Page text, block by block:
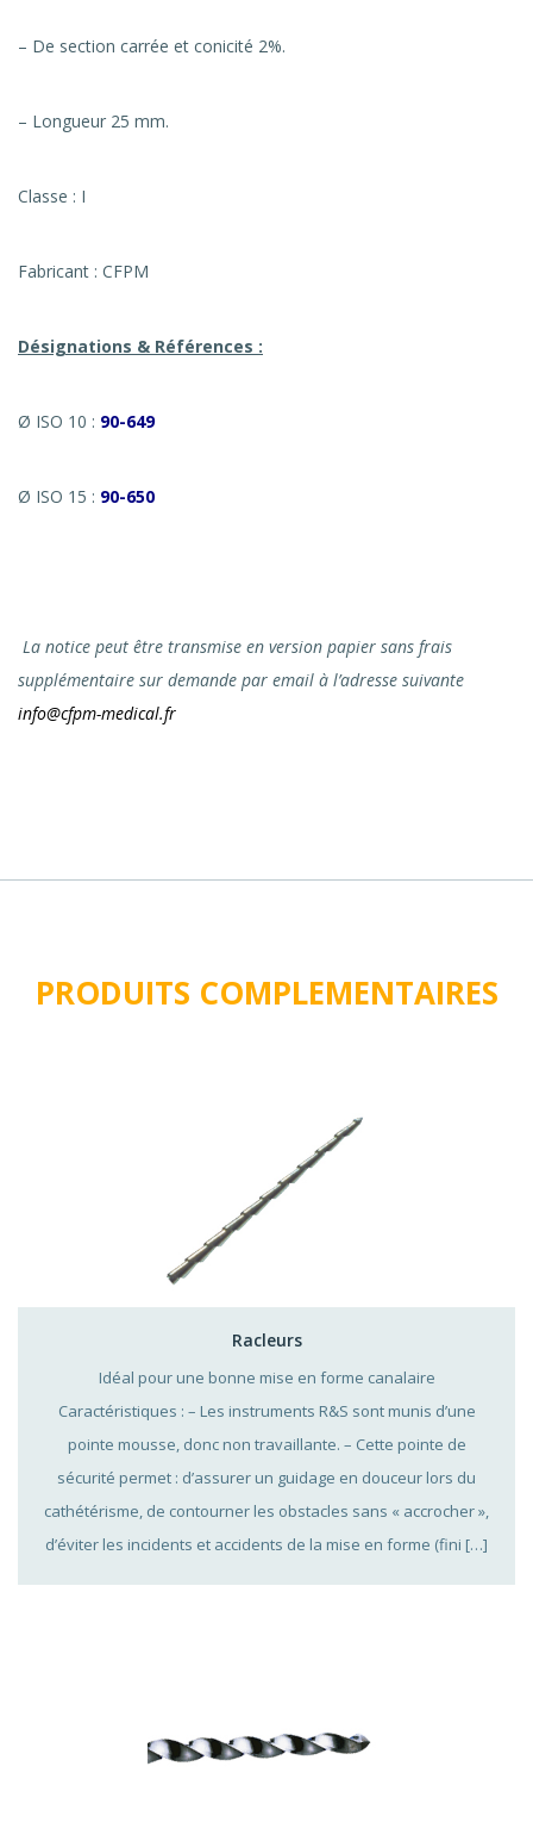
– De section carrée et conicité 2%.
– Longueur 25 mm.
Classe : I
Fabricant : CFPM
Désignations & Références :
Ø ISO 10 : 90-649
Ø ISO 15 : 90-650
La notice peut être transmise en version papier sans frais
supplémentaire sur demande par email à l’adresse suivante
info@cfpm-medical.fr
PRODUITS COMPLEMENTAIRES
Racleurs
Idéal pour une bonne mise en forme canalaire
Caractéristiques : – Les instruments R&S sont munis d’une
pointe mousse, donc non travaillante. – Cette pointe de
sécurité permet : d’assurer un guidage en douceur lors du
cathétérisme, de contourner les obstacles sans « accrocher »,
d’éviter les incidents et accidents de la mise en forme (fini […]